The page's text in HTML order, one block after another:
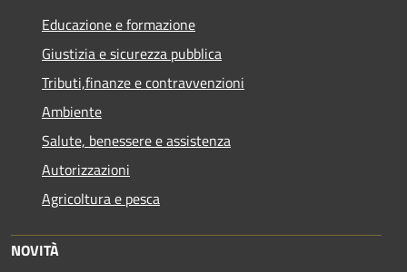
Educazione e formazione
Giustizia e sicurezza pubblica
Tributi,finanze e contravvenzioni
Ambiente
Salute, benessere e assistenza
Autorizzazioni
Agricoltura e pesca
NOVITÀ